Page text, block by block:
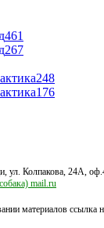
461
267
248
176
ул. Колпакова, 24А,
mail.ru
материалов ссылка